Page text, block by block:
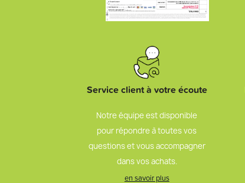
Service client à votre écoute
Notre équipe est disponible
pour répondre à toutes vos
questions et vous accompagner
dans vos achats.
en savoir plus